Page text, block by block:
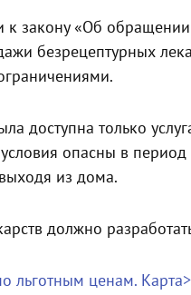
к закону «Об
безрецептурных
доступна только
опасны в
выходя из дома.
должно
льготным ценам.